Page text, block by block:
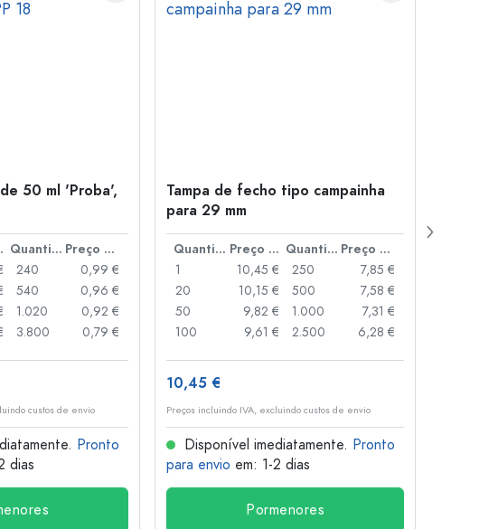
50 ml 'Proba',
Quantidade
Preço por peça
240
0,99 €
540
0,96 €
1.020
0,92 €
3.800
0,79 €
custos de envio
Pronto
dias
Tampa de fecho tipo campainha
para 29 mm
Quantidade Preço por peça Quantidade
Preço por peça
1
10,45 €
20
10,15 €
50
9,82 €
100
9,61 €
250
7,85 €
500
7,58 €
1.000
7,31 €
2.500
6,28 €
10,45 €
Preços incluindo IVA, excluindo custos de envio
Disponível imediatamente. Pronto
para envio em: 1-2 dias
Pormenores